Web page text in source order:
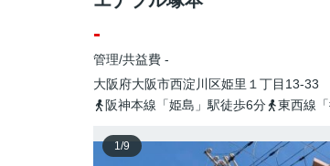
-
管理/共益費 -
大阪府大阪市西淀川区姫里 １丁目13-33
阪神本線「姫島」駅徒歩6分
東西線
1/9